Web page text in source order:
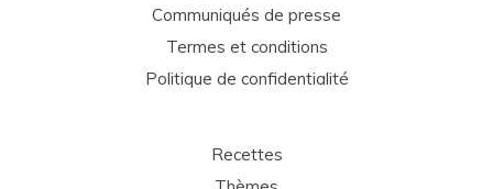
Communiqués de presse
Termes et conditions
Politique de confidentialité
Recettes